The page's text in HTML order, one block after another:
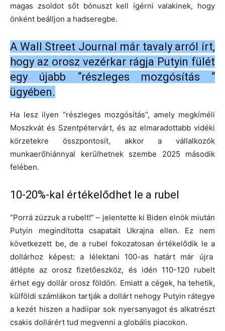
magas zsoldot sőt bónuszt kell ígérni valakinek, hogy
önként beálljon a hadseregbe.
A Wall Street Journal már tavaly arról írt,
hogy az orosz vezérkar rágja Putyin fülét
egy újabb “részleges mozgósítás “
ügyében.
Ha lesz ilyen “részleges mozgósítás”, amely megkíméli
Moszkvát és Szentpétervárt, és az elmaradottabb vidéki
körzetekre összpontosít, akkor a vállalkozók
munkaerőhiánnyal kerülhetnek szembe 2025 második
felében.
10-20%-kal értékelődhet le a rubel
“Porrá zúzzuk a rubelt!” – jelentette ki Biden elnök miután
Putyin megindította csapatait Ukrajna ellen. Ez nem
következett be, de a rubel fokozatosan értékelődik le a
dollárhoz képest: a lélektani 100-as határt már újra
átlépte az orosz fizetőeszköz, és idén 110-120 rubelt
érhet egy dollár orosz földön. Emiatt a cégek, ha tehetik,
külföldi számlákon tartják a dollárt nehogy Putyin rátegye
a kezét hiszen a hadiipar sok nyersanyagot és alkatrészt
csakis dollárért tud megvenni a globális piacokon.